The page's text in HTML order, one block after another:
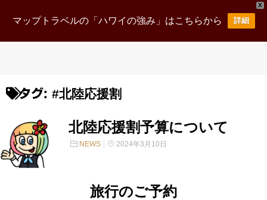
X
マップトラベルの「ハワイの強み」はこちらから 詳細
タグ: #北陸応援割
北陸応援割予算について
NEWS 2024年3月10日
旅行のご予約